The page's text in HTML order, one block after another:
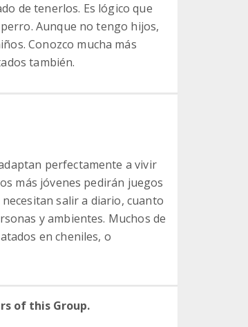
de tenerlos. Es lógico que
Aunque no tengo hijos,
Conozco mucha más
también.
perfectamente a vivir
más jóvenes pedirán juegos
salir a diario, cuanto
y ambientes. Muchos de
en cheniles, o
of this Group.